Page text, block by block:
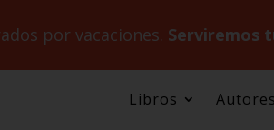
por vacaciones. Serviremos
Libros Autores